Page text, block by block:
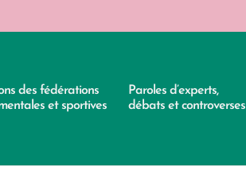
des fédérations
et sportives
Paroles d’experts,
débats et controverses